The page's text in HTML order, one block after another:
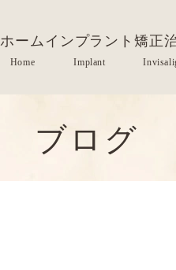
ホーム インプラント矯正
ブログ